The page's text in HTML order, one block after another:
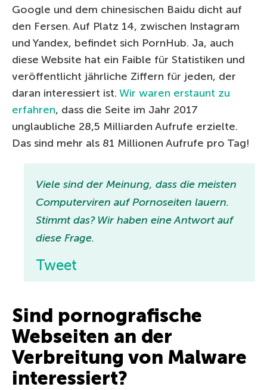
Google und dem chinesischen Baidu dicht auf
den Fersen. Auf Platz 14, zwischen Instagram
und Yandex, befindet sich PornHub. Ja, auch
diese Website hat ein Faible für Statistiken und
veröffentlicht jährliche Ziffern für jeden, der
daran interessiert ist. Wir waren erstaunt zu
erfahren, dass die Seite im Jahr 2017
unglaubliche 28,5 Milliarden Aufrufe erzielte.
Das sind mehr als 81 Millionen Aufrufe pro Tag!
Viele sind der Meinung, dass die meisten
Computerviren auf Pornoseiten lauern.
Stimmt das? Wir haben eine Antwort auf
diese Frage.
Tweet
Sind pornografische
Webseiten an der
Verbreitung von Malware
interessiert?